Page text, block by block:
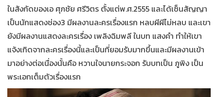
ในสังกัดของเอ ศุภชัย ศรีวิตร ตั้งแต่พ.ศ.2555 และได้เซ็นสัญญา
เป็นนักแสดงช่อง3 มีผลงานละครเรื่องแรก หลบผีผีไม่หลบ และเขา
ยังมีผลงานแสดงละครเรื่อง เพลิงฉิมพลี ในบท แสงคำ ทำให้เขา
แจ้งเกิดจากละครเรื่องนี้และเป็นที่ยอมรับมากขึ้นและมีผลงานเข้า
มาอย่างต่อเนื่องนั้นคือ หวานใจนายกระจอก รับบทเป็น ภูพิง เป็น
พระเอกเต็มตัวเรื่องแรก